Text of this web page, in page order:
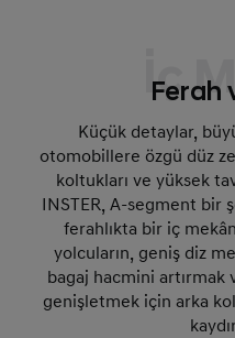
İç
Ferah
Küçük detaylar,
otomobillere özgü düz
koltukları ve yüksek
INSTER, A-segment
ferahlıkta bir iç
yolcuların, geniş diz
bagaj hacmini artırmak
genişletmek için arka